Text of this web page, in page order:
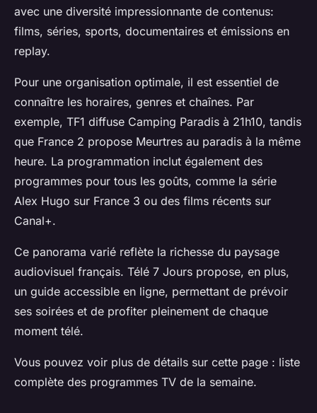
avec une diversité impressionnante de contenus:
films, séries, sports, documentaires et émissions en
replay.
Pour une organisation optimale, il est essentiel de
connaître les horaires, genres et chaînes. Par
exemple, TF1 diffuse Camping Paradis à 21h10, tandis
que France 2 propose Meurtres au paradis à la même
heure. La programmation inclut également des
programmes pour tous les goûts, comme la série
Alex Hugo sur France 3 ou des films récents sur
Canal+.
Ce panorama varié reflète la richesse du paysage
audiovisuel français. Télé 7 Jours propose, en plus,
un guide accessible en ligne, permettant de prévoir
ses soirées et de profiter pleinement de chaque
moment télé.
Vous pouvez voir plus de détails sur cette page : liste
complète des programmes TV de la semaine.